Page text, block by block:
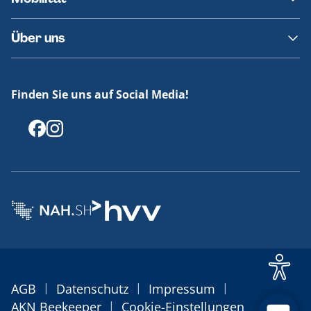
Fundsachen
Häufige Fragen
Barrierefreies Reisen
Erklärung Barrierefreiheit
Über uns
Offenlegungen
Finden Sie uns auf Social Media!
AGB | Datenschutz | Impressum |
AKN Beekeeper | Cookie-Einstellungen